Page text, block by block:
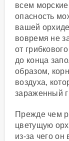
всем
опасность
вашей
вовремя не
от
до конца
образом,
воздуха,
зараженный
Прежде чем
цветущую
из-за чего